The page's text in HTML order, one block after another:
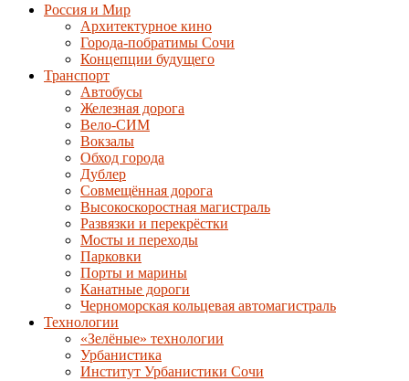
Россия и Мир
Архитектурное кино
Города-побратимы Сочи
Концепции будущего
Транспорт
Автобусы
Железная дорога
Вело-СИМ
Вокзалы
Обход города
Дублер
Совмещённая дорога
Высокоскоростная магистраль
Развязки и перекрёстки
Мосты и переходы
Парковки
Порты и марины
Канатные дороги
Черноморская кольцевая автомагистраль
Технологии
«Зелёные» технологии
Урбанистика
Институт Урбанистики Сочи